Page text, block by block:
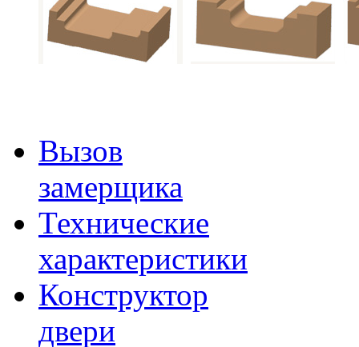
Вызов
замерщика
Технические
характеристики
Конструктор
двери